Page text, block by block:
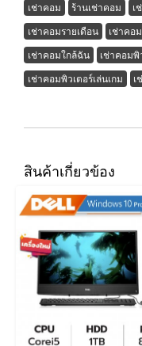
เช่าคอม ร้านเช่าคอม เ
เช่าคอมรายเดือน
เช่าคอ
เช่าคอมใกล้ฉัน
เช่าคอมพิ
เช่าคอมพิวเตอร์เล่นเกม
เ
สินค้าเกี่ยวข้อง